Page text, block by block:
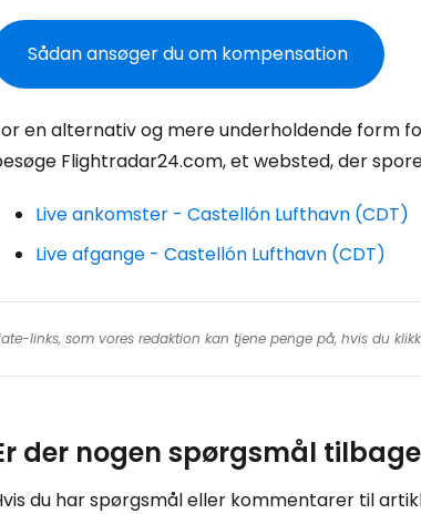
Sådan ansøger du om kompensation
en alternativ og mere underholdende form
Flightradar24.com, et websted, der
Live ankomster - Castellón Lufthavn (CDT)
Live afgange - Castellón Lufthavn (CDT)
links, som vores redaktion kan tjene penge på, hvis du
der nogen spørgsmål
du har spørgsmål eller kommentarer til